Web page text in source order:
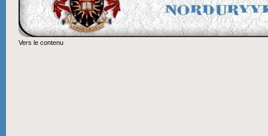
Vers le contenu